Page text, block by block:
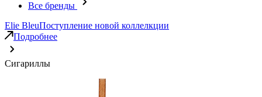
Все бренды
Elie BleuПоступление новой коллелкции
Подробнее
Сигариллы